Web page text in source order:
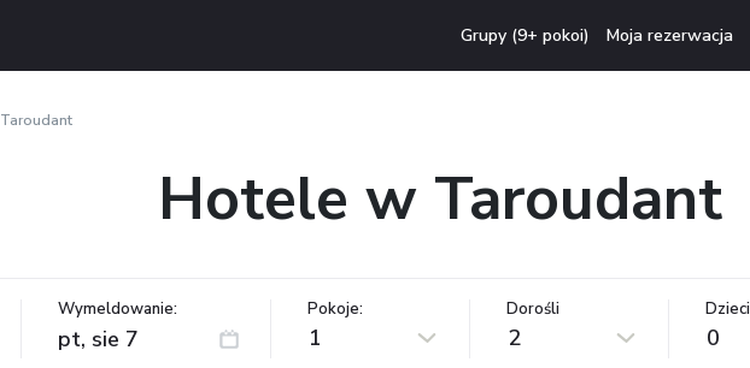
Grupy (9+ pokoi) Moja rezerwacja
Taroudant
Hotele w Taroudant
Wymeldowanie: Pokoje:
1
Dorośli
2
Dzieci
0